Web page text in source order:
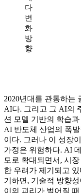
다
변
화
방
향
2020년대를 관통하는
AI다. 그리고 그 AI의
션 모델 기반의 학습
AI 반도체 산업의 폭
이다. 그러나 이 성장
가정은 위험하다. AI
모로 확대되면서, 시
한 우려가 제기되고
기하면, 기술적 방향
이의 괴리가 벌어질